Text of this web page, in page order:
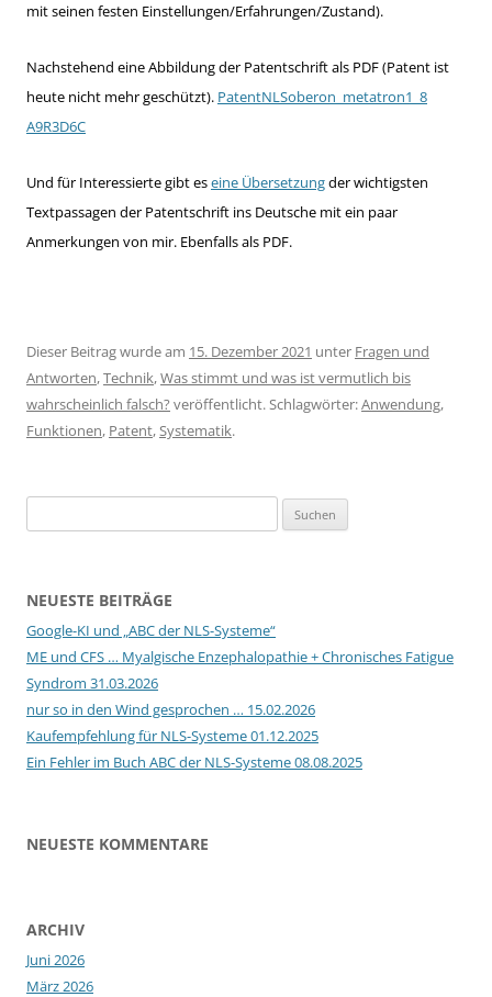
mit seinen festen Einstellungen/Erfahrungen/Zustand).
Nachstehend eine Abbildung der Patentschrift als PDF (Patent ist
heute nicht mehr geschützt). PatentNLSoberon_metatron1_8
A9R3D6C
Und für Interessierte gibt eseine Übersetzungder wichtigsten
Textpassagen der Patentschrift ins Deutsche mit ein paar
Anmerkungen von mir. Ebenfalls als PDF.
Dieser Beitrag wurde am 15. Dezember 2021 unter Fragen und
Antworten,Technik,Was stimmt und was ist vermutlich bis
wahrscheinlich falsch? veröffentlicht. Schlagwörter:Anwendung,
Funktionen, Patent, Systematik.
nach:
NEUESTE BEITRÄGE
Google-KI und „ABC der NLS-Systeme“
ME und CFS … Myalgische Enzephalopathie + Chronisches Fatigue
Syndrom 31.03.2026
nur so in den Wind gesprochen … 15.02.2026
Kaufempfehlung für NLS-Systeme 01.12.2025
Ein Fehler im Buch ABC der NLS-Systeme 08.08.2025
NEUESTE KOMMENTARE
ARCHIV
Juni 2026
März 2026